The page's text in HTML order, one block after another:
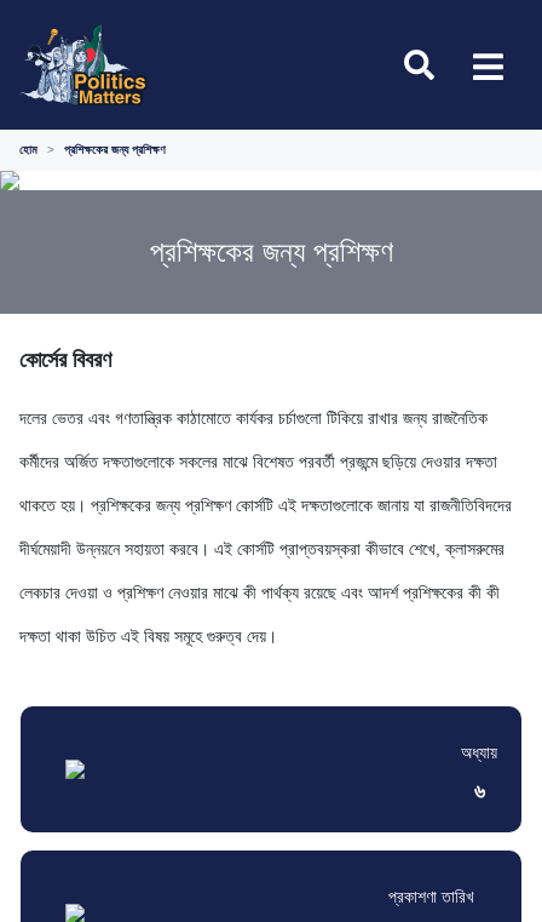
হোম প্রশিক্ষকের জন্য প্রশিক্ষণ
প্রশিক্ষকের জন্য প্রশিক্ষণ
কোর্সের বিবরণ
দলের ভেতর এবং গণতান্ত্রিক কাঠামোতে কার্যকর চর্চাগুলো টিকিয়ে রাখার জন্য রাজনৈতিক
কর্মীদের অর্জিত দক্ষতাগুলোকে সকলের মাঝে বিশেষত পরবর্তী প্রজন্মে ছড়িয়ে দেওয়ার দক্ষতা
থাকতে হয়। প্রশিক্ষকের জন্য প্রশিক্ষণ কোর্সটি এই দক্ষতাগুলোকে জানায় যা রাজনীতিবিদদের
দীর্ঘমেয়াদী উন্নয়নে সহায়তা করবে। এই কোর্সটি প্রাপ্তবয়স্করা কীভাবে শেখে, ক্লাসরুমের
লেকচার দেওয়া ও প্রশিক্ষণ নেওয়ার মাঝে কী পার্থক্য রয়েছে এবং আদর্শ প্রশিক্ষকের কী কী
দক্ষতা থাকা উচিত এই বিষয় সমূহে গুরুত্ব দেয়।
অধ্যায়
৬
প্রকাশণা তারিখ